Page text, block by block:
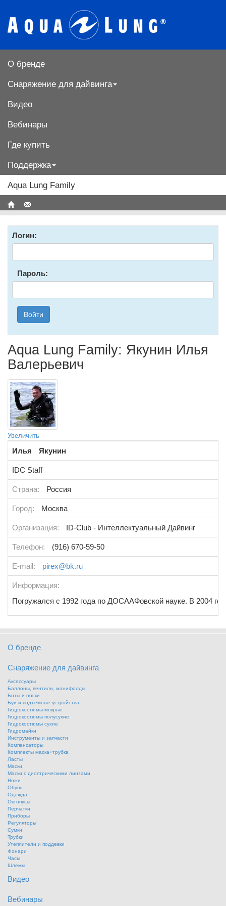
О бренде
Снаряжение для дайвинга
Видео
Вебинары
Где купить
Поддержка
Aqua Lung Family
Логин:
Пароль:
Войти
Aqua Lung Family: Якунин Илья
Валерьевич
Увеличить
Илья Якунин
IDC Staff
Страна: Россия
Город: Москва
Организация: ID-Club - Интеллектуальный Дайвинг
Телефон: (916) 670-59-50
E-mail: pirex@bk.ru
Информация:
Погружался с 1992 года по ДОСААФовской науке. В 2004
О бренде
Снаряжение для дайвинга
Аксессуары
Баллоны, вентили, манифолды
Боты и носки
Буи и подъемные устройства
Гидрокостюмы мокрые
Гидрокостюмы полусухие
Гидрокостюмы сухие
Гидромайки
Инструменты и запчасти
Компенсаторы
Комплекты маска+трубка
Ласты
Маски
Маски с диоптрическими линзами
Ножи
Обувь
Одежда
Октопусы
Перчатки
Приборы
Регуляторы
Сумки
Трубки
Утеплители и поддевки
Фонари
Часы
Шлемы
Видео
Вебинары